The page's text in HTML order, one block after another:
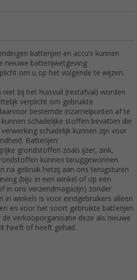
batterijen en accu’s kunnen
nieuwe batterijwetgeving
om u op het volgende te wijzen:
niet bij het huisvuil (restafval) worden
verplicht om gebruikte
bestemde inzamelpunten af te
schadelijke stoffen bevatten die
schadelijk kunnen zijn voor
Batterijen
grondstoffen zoals ijzer, zink,
kunnen teruggewonnen
na gebruik hetzij aan ons terugsturen
(bijv. in een winkel of op een
in ons verzendmagazijn) zonder
in winkels is voor eindgebruikers alleen
en voor het soort gebruikte batterijen
verkooporganisatie deze als nieuwe
heeft of heeft gehad.